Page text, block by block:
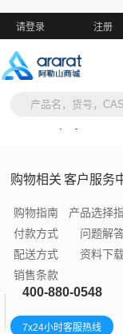
请登录 注册
https://ararat-bio.com/
购物相关
购物指南
付款方式
配送方式
销售条款
客户服务
产品选择
问题解
资料下
400-880-0548
7x24小时客服热线